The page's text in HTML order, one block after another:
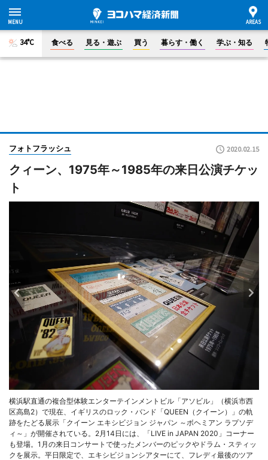
34°C 食べる 見る・遊ぶ 買う 暮らす・働く 学ぶ・知る
フォトフラッシュ 2020.02.15
クィーン、1975年～1985年の来日公演チケッ
ト
横浜駅直通の複合型体験エンターテインメントビル「アソビル」（横浜市西
区高島2）で現在、イギリスのロック・バンド「QUEEN（クイーン）」の軌
跡をたどる展示「クイーン エキシビジョン ジャパン ～ボヘミアン ラプソデ
ィ～」が開催されている。2月14日には、「LIVE in JAPAN 2020」コーナー
も登場。1月の来日コンサートで使ったメンバーのピックやドラム・スティッ
クを展示。平日限定で、エキシビジョンシアターにて、フレディ最後のツア